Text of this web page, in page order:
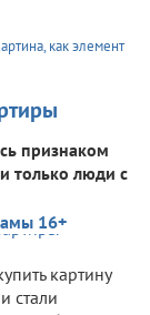
как элемент
признаком
только люди с
16+
картину
стали